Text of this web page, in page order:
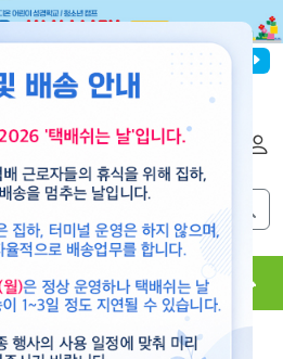
파이디온선교회
용품 현수막 콘텐츠